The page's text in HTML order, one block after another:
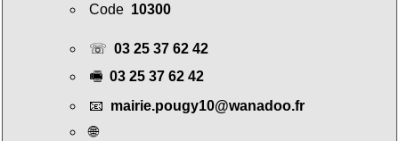
Code 10300
☏ 03 25 37 62 42
🖷 03 25 37 62 42
📧 mairie.pougy10@wanadoo.fr
🌐